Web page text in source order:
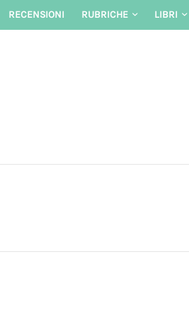
Skip
RECENSIONI RUBRICHE LIBRI